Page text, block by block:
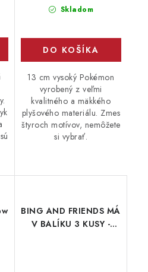
Skladom
DO KOŠÍKA
13 cm vysoký Pokémon
vyrobený z veľmi
kvalitného a mäkkého
plyšového materiálu. Zmes
štyroch motívov, nemôžete
si vybrať.
BING AND FRIENDS MÁ
V BALÍKU 3 KUSY -